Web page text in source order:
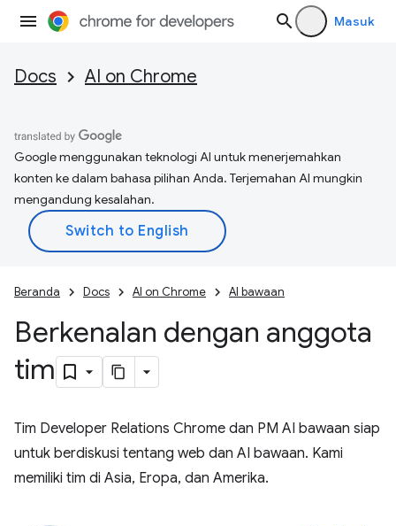
Masuk
Docs AI on Chrome
Google menggunakan teknologi AI untuk menerjemahkan
konten ke dalam bahasa pilihan Anda. Terjemahan AI mungkin
mengandung kesalahan.
Beranda Docs AI on Chrome AI bawaan
Berkenalan dengan anggota
tim
Tim Developer Relations Chrome dan PM AI bawaan siap
untuk berdiskusi tentang web dan AI bawaan. Kami
memiliki tim di Asia, Eropa, dan Amerika.